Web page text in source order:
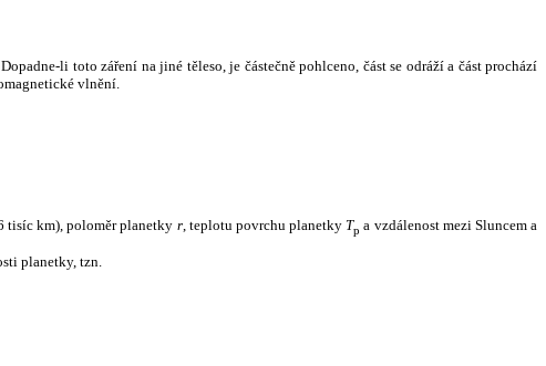
li toto záření na jiné těleso, je částečně pohlceno, část se odráží a část prochází
vlnění.
tisíc km), poloměr planetky r, teplotu povrchu planetky Tp a vzdálenost mezi Sluncem a
planetky, tzn.